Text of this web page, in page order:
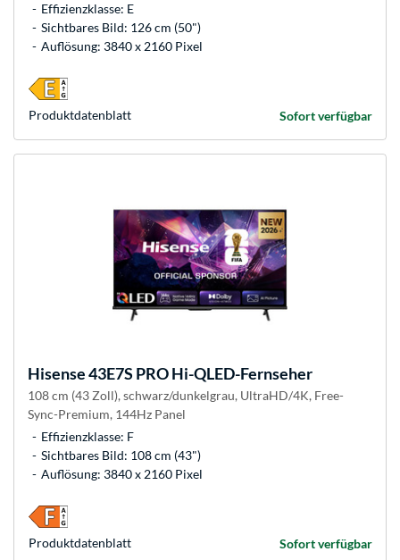
Effizienzklasse: E
Sichtbares Bild: 126 cm (50")
Auflösung: 3840 x 2160 Pixel
Sofort verfügbar
Produkt­datenblatt
Hisense43E7S PRO Hi-QLED-Fernseher
108 cm (43 Zoll), schwarz/dunkelgrau, UltraHD/4K, Free-
Sync-Premium, 144Hz Panel
Effizienzklasse: F
Sichtbares Bild: 108 cm (43")
Auflösung: 3840 x 2160 Pixel
Sofort verfügbar
Produkt­datenblatt